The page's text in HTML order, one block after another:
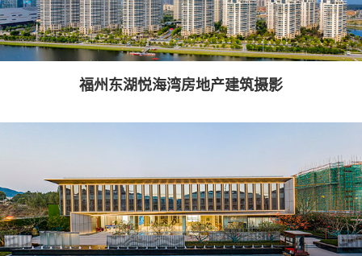
福州东湖悦海湾房地产建筑摄影